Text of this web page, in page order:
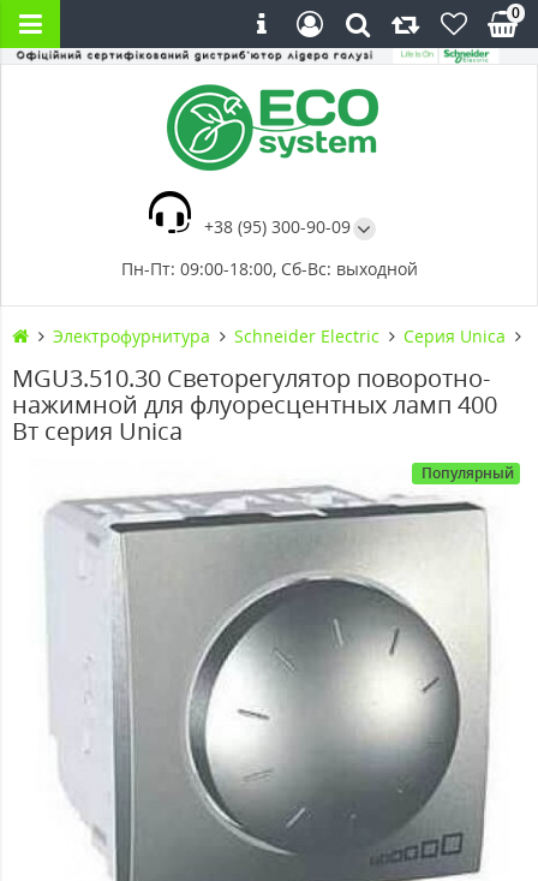
+38 (95) 300-90-09
Пн-Пт: 09:00-18:00, Сб-Вс: выходной
0
Электрофурнитура Schneider Electric Серия Unica
MGU3.510.30 Светорегулятор поворотно-
нажимной для флуоресцентных ламп 400
Вт серия Unica
Популярный